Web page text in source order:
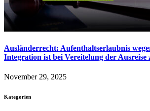
Ausländerrecht: Aufenthaltserlaubnis
Integration ist bei Vereitelung der Ausreise
November 29, 2025
Kategorien